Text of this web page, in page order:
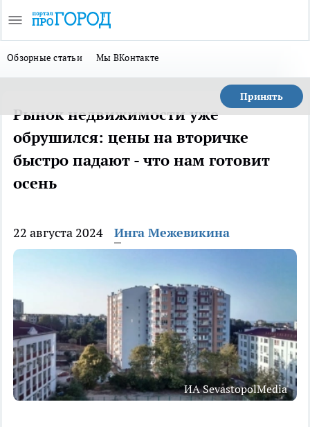
Обзорные статьи Мы ВКонтакте
Принять
Рынок недвижимости уже
обрушился: цены на вторичке
быстро падают - что нам готовит
осень
22 августа 2024 Инга Межевикина
ИА SevastopolMedia